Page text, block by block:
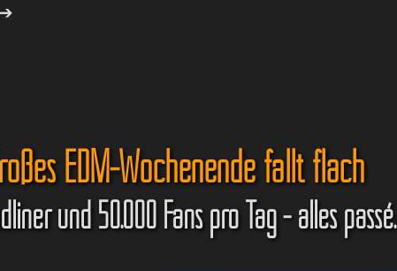
➔
EDM-Wochenende fällt flach
und 50.000 Fans pro Tag - alles passé.